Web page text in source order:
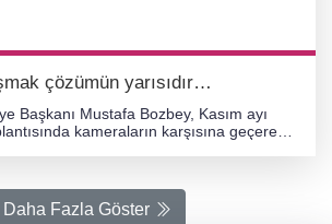
çözümün yarısıdır…
Başkanı Mustafa Bozbey, Kasım ayı
kameraların karşısına geçerek
Daha Fazla Göster